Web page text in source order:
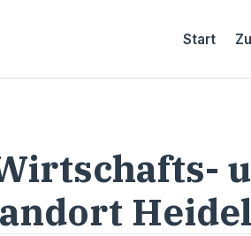
Start